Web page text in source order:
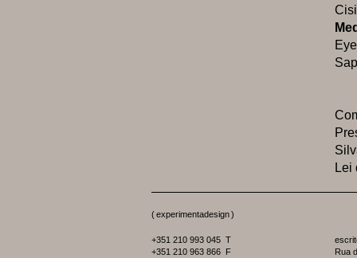
Lei
(experimentadesign)
+351 210 993 045 T
+351 210 963 866 F
Rua